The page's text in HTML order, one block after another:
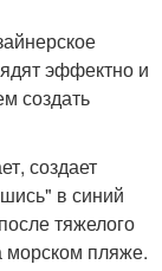
эффектно и
создать
создает
в синий
тяжелого
морском пляже.